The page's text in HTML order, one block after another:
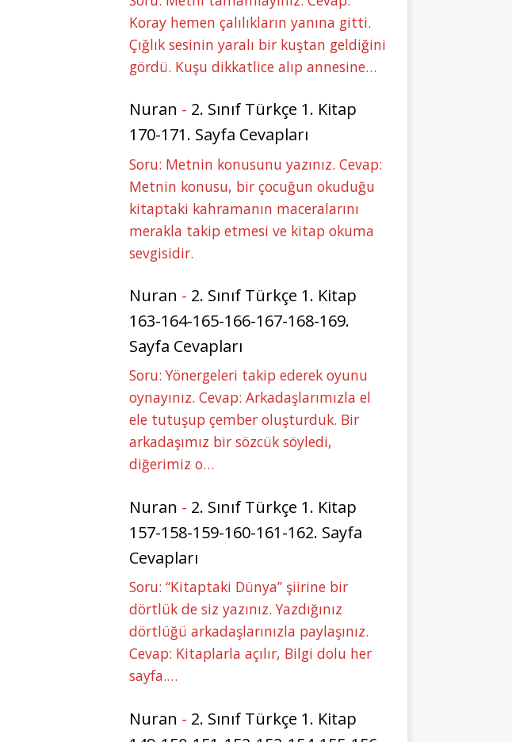
Koray hemen çalılıkların yanına gitti.
Çığlık sesinin yaralı bir kuştan geldiğini
gördü. Kuşu dikkatlice alıp annesine…
Nuran - 2. Sınıf Türkçe 1. Kitap
170-171. Sayfa Cevapları
Soru: Metnin konusunu yazınız. Cevap:
Metnin konusu, bir çocuğun okuduğu
kitaptaki kahramanın maceralarını
merakla takip etmesi ve kitap okuma
sevgisidir.
Nuran - 2. Sınıf Türkçe 1. Kitap
163-164-165-166-167-168-169.
Sayfa Cevapları
Soru: Yönergeleri takip ederek oyunu
oynayınız. Cevap: Arkadaşlarımızla el
ele tutuşup çember oluşturduk. Bir
arkadaşımız bir sözcük söyledi,
diğerimiz o…
Nuran - 2. Sınıf Türkçe 1. Kitap
157-158-159-160-161-162. Sayfa
Cevapları
Soru: “Kitaptaki Dünya” şiirine bir
dörtlük de siz yazınız. Yazdığınız
dörtlüğü arkadaşlarınızla paylaşınız.
Cevap: Kitaplarla açılır, Bilgi dolu her
sayfa.…
Nuran - 2. Sınıf Türkçe 1. Kitap